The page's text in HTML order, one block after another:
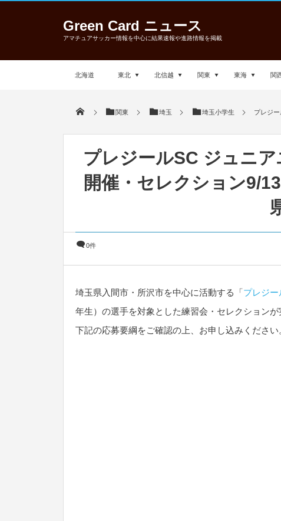
Green Card ニュース
アマチュアサッカー情報を中心に結果速報や進路情報を掲載
北海道 東北 北信越 関東 東海 関
関東 埼玉 埼玉小学生 プレジ
プレジールSC ジュニ
開催・セレクション9/
0件
埼玉県入間市・所沢市を中心に活動する「プレジー
年生）の選手を対象とした練習会・セレクションが
下記の応募要綱をご確認の上、お申し込みください